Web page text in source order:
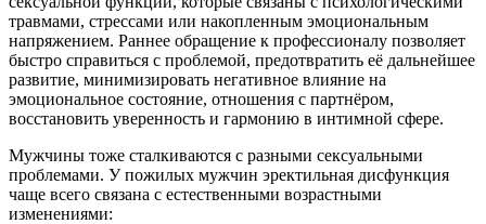
травмами, стрессами или накопленным эмоциональным
напряжением. Раннее обращение к профессионалу позволяет
быстро справиться с проблемой, предотвратить её дальнейшее
развитие, минимизировать негативное влияние на
эмоциональное состояние, отношения с партнёром,
восстановить уверенность и гармонию в интимной сфере.
Мужчины тоже сталкиваются с разными сексуальными
проблемами. У пожилых мужчин эректильная дисфункция
чаще всего связана с естественными возрастными
изменениями: